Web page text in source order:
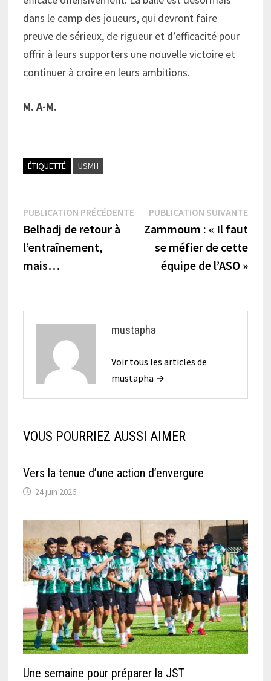
dans le camp des joueurs, qui devront faire
preuve de sérieux, de rigueur et d’efficacité pour
offrir à leurs supporters une nouvelle victoire et
continuer à croire en leurs ambitions.
M. A-M.
ÉTIQUETTÉ USMH
Navigation
de
l’article
PUBLICATION PRÉCÉDENTEPublication
précédente :
Belhadj de retour à
l’entraînement,
mais…
PUBLICATION SUIVANTE
Zammoum : « Il faut
se méfier de cette
équipe de l’ASO »
mustapha
Voir tous les articles de
mustapha →
VOUS POURRIEZ AUSSI AIMER
Vers la tenue d’une action d’envergure
24 juin 2026
Une semaine pour préparer la JST